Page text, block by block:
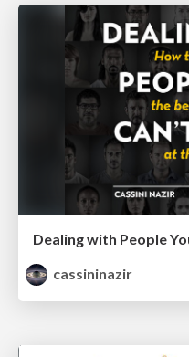
cassininazir